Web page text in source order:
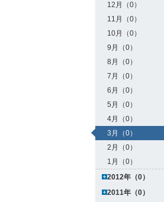
12月（0）
11月（0）
10月（0）
9月（0）
8月（0）
7月（0）
6月（0）
5月（0）
4月（0）
3月（0）
2月（0）
1月（0）
2012年（0）
2011年（0）